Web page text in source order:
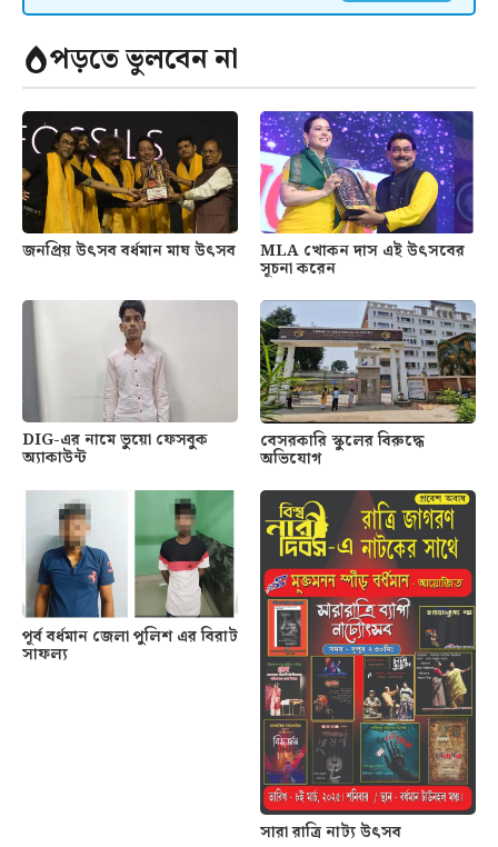
পড়তে ভুলবেন না
জনপ্রিয় উৎসব বর্ধমান মাঘ উৎসব MLA খোকন দাস এই উৎসবের
সূচনা করেন
DIG-এর নামে ভুয়ো ফেসবুক
অ্যাকাউন্ট
বেসরকারি স্কুলের বিরুদ্ধে
অভিযোগ
পূর্ব বর্ধমান জেলা পুলিশ এর বিরাট
সাফল্য
সারা রাত্রি নাট্য উৎসব